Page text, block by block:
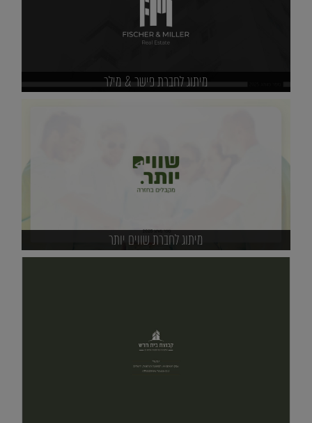
מיתוג לחברת פישר & מילר
מיתוג לחברת שווים יותר